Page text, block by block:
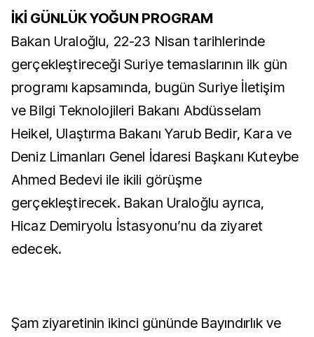
İKİ GÜNLÜK YOĞUN PROGRAM
Bakan Uraloğlu, 22-23 Nisan tarihlerinde
gerçekleştireceği Suriye temaslarının ilk gün
programı kapsamında, bugün Suriye İletişim
ve Bilgi Teknolojileri Bakanı Abdüsselam
Heikel, Ulaştırma Bakanı Yarub Bedir, Kara ve
Deniz Limanları Genel İdaresi Başkanı Kuteybe
Ahmed Bedevi ile ikili görüşme
gerçekleştirecek. Bakan Uraloğlu ayrıca,
Hicaz Demiryolu İstasyonu’nu da ziyaret
edecek.
Şam ziyaretinin ikinci gününde Bayındırlık ve